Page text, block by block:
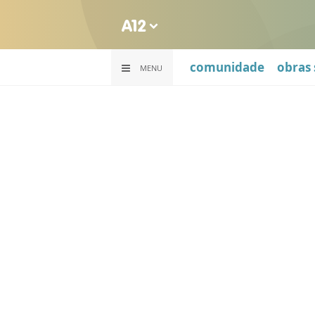
MENU comunidade obras